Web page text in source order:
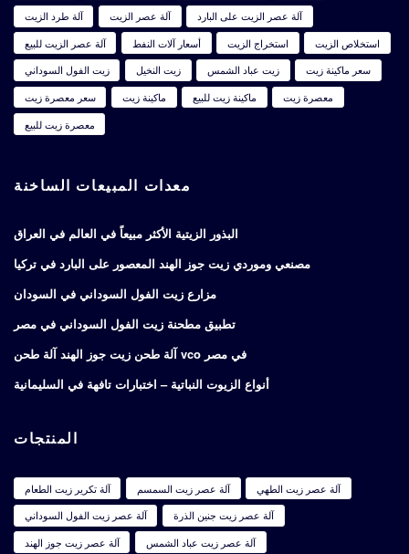
آلة طرد الزيت
آلة عصر الزيت
آلة عصر الزيت على البارد
آلة عصر الزيت للبيع
أسعار آلات النفط استخراج الزيت
استخلاص الزيت
زيت الفول السوداني
زيت النخيل زيت عباد الشمس
سعر ماكينة زيت
سعر معصرة زيت
ماكينة زيت ماكينة زيت للبيع
معصرة زيت
معصرة زيت للبيع
معدات المبيعات الساخنة
البذور الزيتية الأكثر مبيعاً في العالم في العراق
مصنعي وموردي زيت جوز الهند المعصور على البارد في تركيا
مزارع زيت الفول السوداني في السودان
تطبيق مطحنة زيت الفول السوداني في مصر
آلة طحن زيت جوز الهند آلة طحن vco في مصر
أنواع الزيوت النباتية – اختبارات تافهة في السليمانية
المنتجات
آلة تكرير زيت الطعام آلة عصر زيت السمسم
آلة عصر زيت الطهي
آلة عصر زيت الفول السوداني
آلة عصر زيت جنين الذرة
آلة عصر زيت جوز الهند
آلة عصر زيت عباد الشمس